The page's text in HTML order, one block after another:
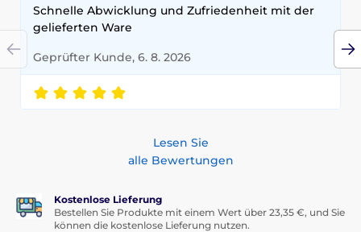
Material: TPU/ PC
Schnelle Abwicklung und Zufriedenheit mit der
gelieferten Ware
Geprüfter Kunde, 6. 8. 2026
Lesen Sie
alle Bewertungen
Kostenlose Lieferung
Bestellen Sie Produkte mit einem Wert über 23,35 €, und Sie
können die kostenlose Lieferung nutzen.